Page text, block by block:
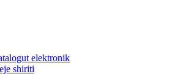
elektronik
shiriti